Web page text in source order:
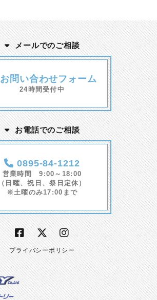
メールでのご相談
お問い合わせフォーム
24時間受付中
お電話でのご相談
0895-84-1212
営業時間 9:00～18:00
（日曜、祝日、祭日定休）
※土曜のみ17:00まで
プライバシーポリシー